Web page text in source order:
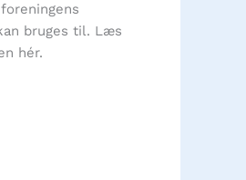
bruges til. Læs
hér.